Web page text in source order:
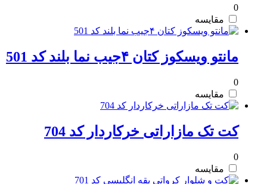
0
مقایسه
مانتو ویسکوز کتان ۴جیب نما بلند کد 501
0
مقایسه
کت تک مازاراتی خرکاردار کد 704
0
مقایسه